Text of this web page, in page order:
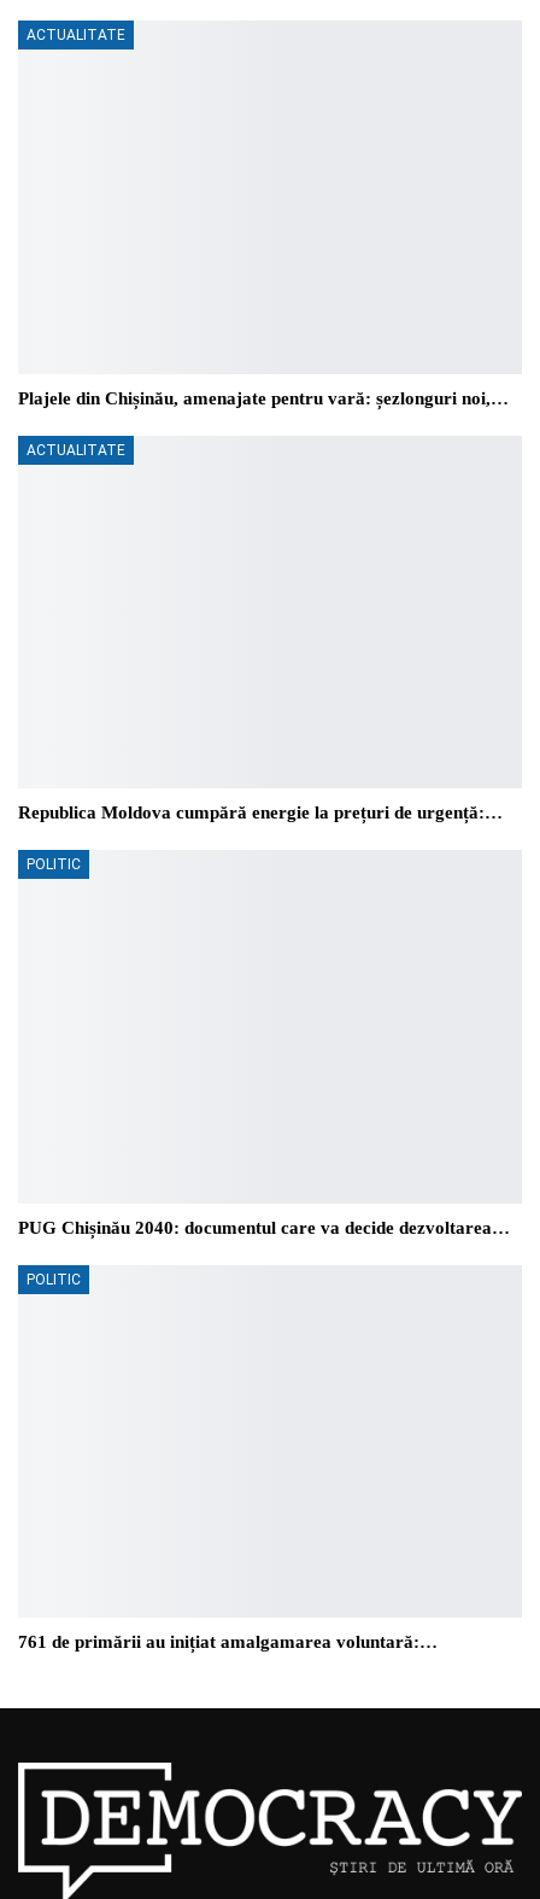
ACTUALITATE
Plajele din Chișinău, amenajate pentru vară: șezlonguri noi,…
ACTUALITATE
Republica Moldova cumpără energie la prețuri de urgență:…
POLITIC
PUG Chișinău 2040: documentul care va decide dezvoltarea…
POLITIC
761 de primării au inițiat amalgamarea voluntară:…